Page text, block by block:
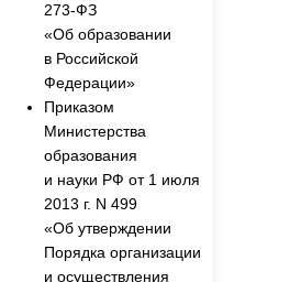
273-ФЗ
«Об образовании
в Российской
Федерации»
Приказом
Министерства
образования
и науки РФ от 1 июля
2013 г. N 499
«Об утверждении
Порядка организации
и осуществления